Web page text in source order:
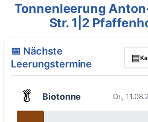
Tonnenleerung
Str. 1|2
📅 Nächste
Leerungstermine
▤
🥬 Biotonne Di.,